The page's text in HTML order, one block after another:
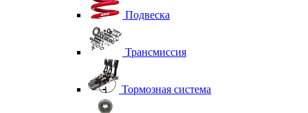
Подвеска
Трансмиссия
Тормозная система